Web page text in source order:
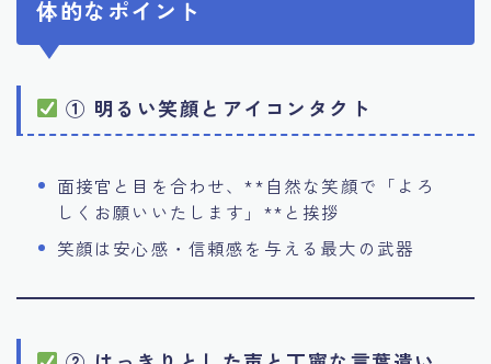
体的なポイント
① 明るい笑顔とアイコンタクト
面接官と目を合わせ、**自然な笑顔で「よろ
しくお願いいたします」**と挨拶
笑顔は安心感・信頼感を与える最大の武器